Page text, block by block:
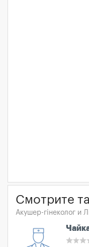
Смотрите
Акушер-гінеколог и